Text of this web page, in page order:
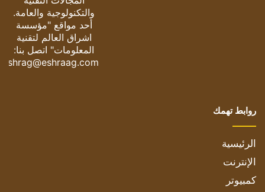
والتكنولوجية والعامة.
أحد مواقع "مؤسسة
اشراق العالم لتقنية
المعلومات" اتصل بنا:
eshrag@eshraag.com
روابط تهمك
الرئيسية
الإنترنت
كمبيوتر